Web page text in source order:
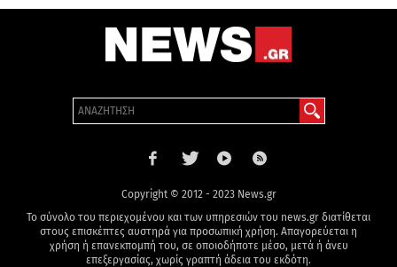
Copyright © 2012 - 2023 News.gr
Το σύνολο του περιεχομένου και των υπηρεσιών του news.gr διατίθεται
στους επισκέπτες αυστηρά για προσωπική χρήση. Απαγορεύεται η
χρήση ή επανεκπομπή του, σε οποιοδήποτε μέσο, μετά ή άνευ
επεξεργασίας, χωρίς γραπτή άδεια του εκδότη.